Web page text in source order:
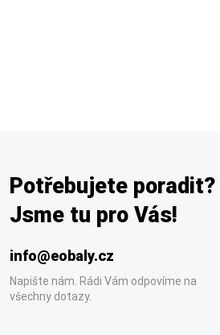
Potřebujete poradit?
Jsme tu pro Vás!
info@eobaly.cz
Napište nám. Rádi Vám odpovíme na
všechny dotazy.